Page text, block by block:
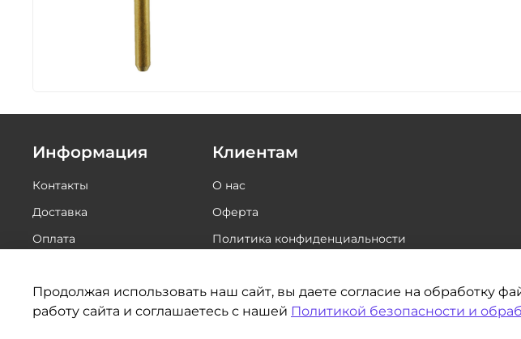
Информация
Контакты
Доставка
Оплата
Клиентам
О нас
Оферта
Политика конфиденциальности
©BORY.RU | Интернет-магазин для стоматологов 2014-2026
Продолжая использовать наш сайт, вы даете согласие на обработку
работу сайта и соглашаетесь с нашей Политикой безопасности и